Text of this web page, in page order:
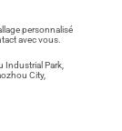
personnalisé
avec vous.
Industrial Park,
City,